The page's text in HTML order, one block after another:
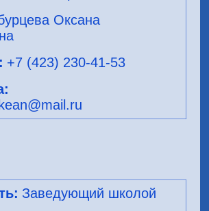
Оксана
+7 (423) 230-41-53
Заведующий школой